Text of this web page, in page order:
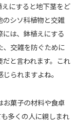
にすると地下茎をど
のシソ科植物と交雑
は、鉢植えにする
、交雑を防ぐために
と言われます。これ
られますよね。
お菓子の材料や食卓
多くの人に親しまれ